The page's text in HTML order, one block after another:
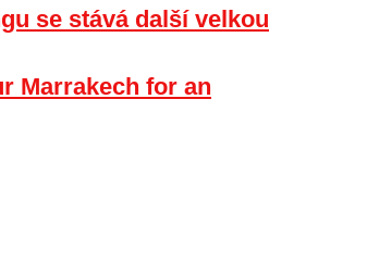
se stává další velkou
Marrakech for an